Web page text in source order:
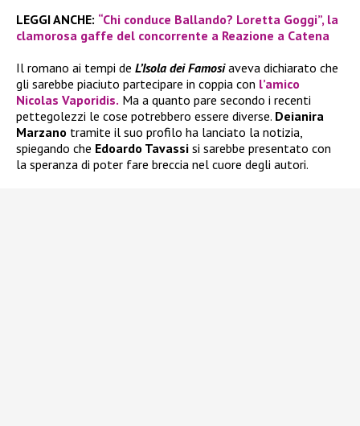
LEGGI ANCHE: “Chi conduce Ballando? Loretta Goggi”, la
clamorosa gaffe del concorrente a Reazione a Catena
Il romano ai tempi de L’Isola dei Famosiaveva dichiarato che
gli sarebbe piaciuto partecipare in coppia con l’amico
Nicolas Vaporidis. Ma a quanto pare secondo i recenti
pettegolezzi le cose potrebbero essere diverse. Deianira
Marzano tramite il suo profilo ha lanciato la notizia,
spiegando che Edoardo Tavassi si sarebbe presentato con
la speranza di poter fare breccia nel cuore degli autori.